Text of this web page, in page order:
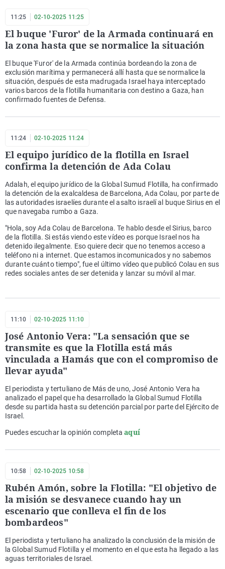
11:25 02-10-2025 11:25
El buque 'Furor' de la Armada continuará en
la zona hasta que se normalice la situación
El buque 'Furor' de la Armada continúa bordeando la zona de
exclusión marítima y permanecerá allí hasta que se normalice la
situación, después de esta madrugada Israel haya interceptado
varios barcos de la flotilla humanitaria con destino a Gaza, han
confirmado fuentes de Defensa.
11:24 02-10-2025 11:24
El equipo jurídico de la flotilla en Israel
confirma la detención de Ada Colau
Adalah, el equipo jurídico de la Global Sumud Flotilla, ha confirmado
la detención de la exalcaldesa de Barcelona, Ada Colau, por parte de
las autoridades israelíes durante el asalto israelí al buque Sirius en el
que navegaba rumbo a Gaza.
"Hola, soy Ada Colau de Barcelona. Te hablo desde el Sirius, barco
de la flotilla. Si estás viendo este vídeo es porque Israel nos ha
detenido ilegalmente. Eso quiere decir que no tenemos acceso a
teléfono ni a internet. Que estamos incomunicados y no sabemos
durante cuánto tiempo", fue el último vídeo que publicó Colau en sus
redes sociales antes de ser detenida y lanzar su móvil al mar.
11:10 02-10-2025 11:10
José Antonio Vera: "La sensación que se
transmite es que la Flotilla está más
vinculada a Hamás que con el compromiso de
llevar ayuda"
El periodista y tertuliano de Más de uno, José Antonio Vera ha
analizado el papel que ha desarrollado la Global Sumud Flotilla
desde su partida hasta su detención parcial por parte del Ejército de
Israel.
Puedes escuchar la opinión completaaquí
10:58 02-10-2025 10:58
Rubén Amón, sobre la Flotilla: "El objetivo de
la misión se desvanece cuando hay un
escenario que conlleva el fin de los
bombardeos"
El periodista y tertuliano ha analizado la conclusión de la misión de
la Global Sumud Flotilla y el momento en el que esta ha llegado a las
aguas territoriales de Israel.